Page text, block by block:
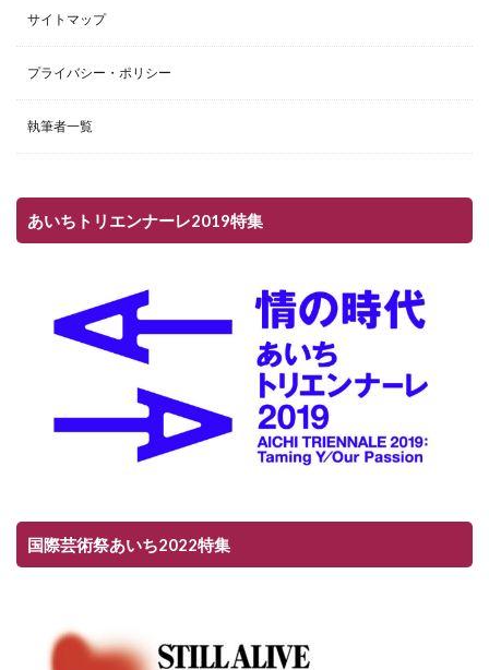
サイトマップ
プライバシー・ポリシー
執筆者一覧
あいちトリエンナーレ2019特集
国際芸術祭あいち2022特集